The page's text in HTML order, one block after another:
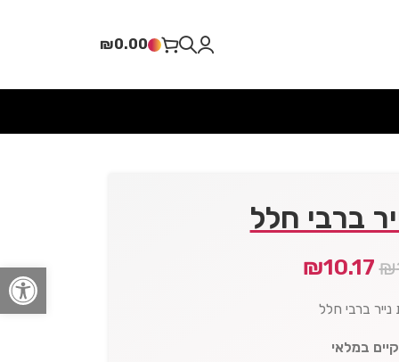
פתח
₪0.00
ברבי חלל
₪
₪10.17
נייר ברבי חלל
קיים במלאי